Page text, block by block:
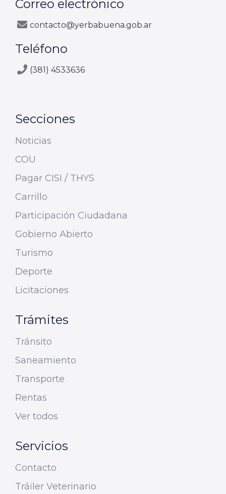
Correo electrónico
contacto@yerbabuena.gob.ar
Teléfono
(381) 4533636
Secciones
Noticias
COU
Pagar CISI / THYS
Carrillo
Participación Ciudadana
Gobierno Abierto
Turismo
Deporte
Licitaciones
Trámites
Tránsito
Saneamiento
Transporte
Rentas
Ver todos
Servicios
Contacto
Tráiler Veterinario